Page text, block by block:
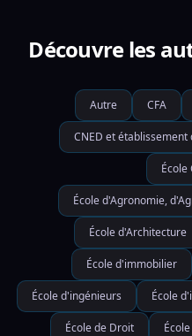
Découvre les
Autre CFA
CNED et
École
École d'Agronomie,
École d'Architecture
École d'immobilier
École d'ingénieurs École
École de Droit